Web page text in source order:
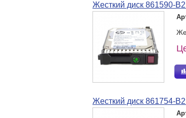
Жесткий диск 861590-
Жесткий диск 861754-